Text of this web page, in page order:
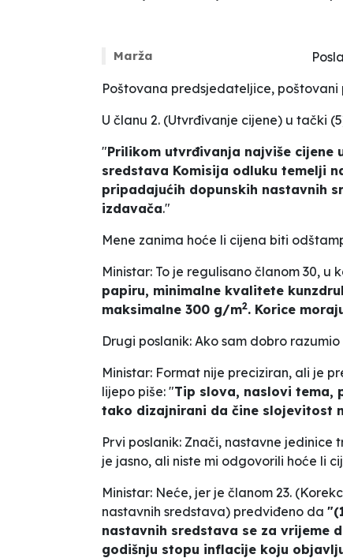
Marža
Poštovana predsjedateljice, poštovani
U članu 2. (Utvrđivanje cijene) u tački
"Prilikom utvrđivanja najviše cijene
sredstava Komisija odluku temelji
pripadajućih dopunskih nastavnih
izdavača."
Mene zanima hoće li cijena biti
Ministar: To je regulisano članom 30, u
papiru, minimalne kvalitete
maksimalne 300 g/m2. Korice
Drugi poslanik: Ako sam dobro
Ministar: Format nije preciziran, ali je
lijepo piše: "Tip slova, naslovi tema,
tako dizajnirani da čine slojevitost
Prvi poslanik: Znači, nastavne
je jasno, ali niste mi odgovorili hoće li
Ministar: Neće, jer je članom 23.
nastavnih sredstava) predviđeno da "
nastavnih sredstava se za vrijeme
godišnju stopu inflacije koju